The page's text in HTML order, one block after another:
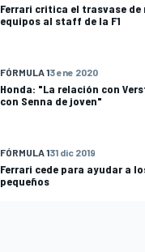
Ferrari critica el trasvase de
equipos al staff de la F1
FÓRMULA 13 ene 2020
Honda: "La relación con
con Senna de joven"
FÓRMULA 131 dic 2019
Ferrari cede para ayudar a
pequeños